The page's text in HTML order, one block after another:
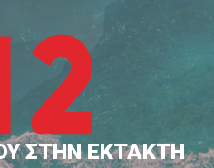
ΣΤΗΝ ΕΚΤΑΚΤΗ